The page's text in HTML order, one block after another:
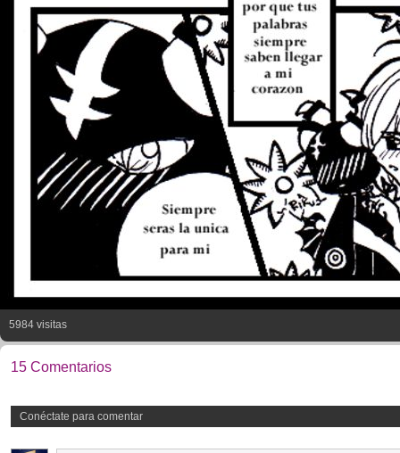
5984 visitas
15 Comentarios
Conéctate para comentar